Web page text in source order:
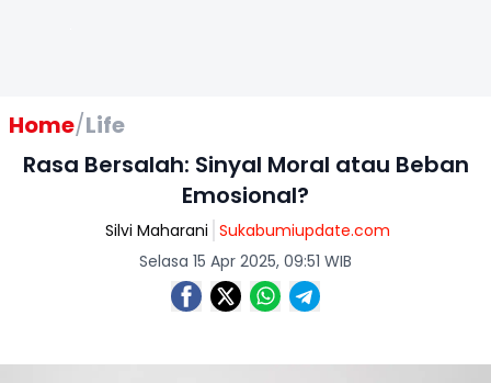
Home/Life
Rasa Bersalah: Sinyal Moral atau Beban
Emosional?
Silvi Maharani Sukabumiupdate.com
Selasa 15 Apr 2025, 09:51 WIB